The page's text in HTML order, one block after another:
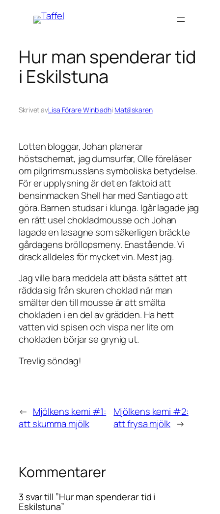
Hur man spenderar tid
i Eskilstuna
Skrivet avLisa Förare Winbladhi Matälskaren
Lotten bloggar, Johan planerar
höstschemat, jag dumsurfar, Olle föreläser
om pilgrimsmusslans symboliska betydelse.
För er upplysning är det en faktoid att
bensinmacken Shell har med Santiago att
göra. Barnen studsar i klunga. Igår lagade jag
en rätt usel chokladmousse och Johan
lagade en lasagne som säkerligen bräckte
gårdagens bröllopsmeny. Enastående. Vi
drack alldeles för mycket vin. Mest jag.
Jag ville bara meddela att bästa sättet att
rädda sig från skuren choklad när man
smälter den till mousse är att smälta
chokladen i en del av grädden. Ha hett
vatten vid spisen och vispa ner lite om
chokladen börjar se grynig ut.
Trevlig söndag!
← Mjölkens kemi #1:
att skumma mjölk
Mjölkens kemi #2:
att frysa mjölk →
Kommentarer
3 svar till ”Hur man spenderar tid i
Eskilstuna”